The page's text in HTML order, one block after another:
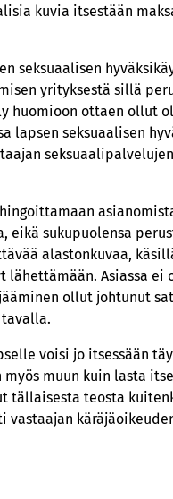
kuvia itsestään
seksuaalisen
yrityksestä sillä
huomioon ottaen ollut
lapsen seksuaalisen
sukupuolensa
alastonkuvaa,
lähettämään. Asiassa ei
ollut johtunut
voisi jo itsessään
muun kuin lasta
tällaisesta teosta